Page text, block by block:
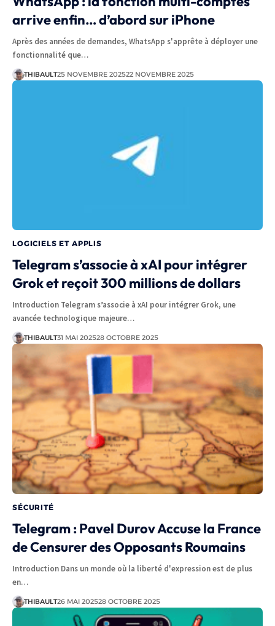
arrive enfin… d’abord sur iPhone
Après des années de demandes, WhatsApp s'apprête à déployer une
fonctionnalité que…
THIBAULT25 NOVEMBRE 202522 NOVEMBRE 2025
LOGICIELS ET APPLIS
Telegram s’associe à xAI pour intégrer
Grok et reçoit 300 millions de dollars
Introduction Telegram s’associe à xAI pour intégrer Grok, une
avancée technologique majeure…
THIBAULT31 MAI 202528 OCTOBRE 2025
SÉCURITÉ
Telegram : Pavel Durov Accuse la France
de Censurer des Opposants Roumains
Introduction Dans un monde où la liberté d'expression est de plus
en…
THIBAULT26 MAI 202528 OCTOBRE 2025